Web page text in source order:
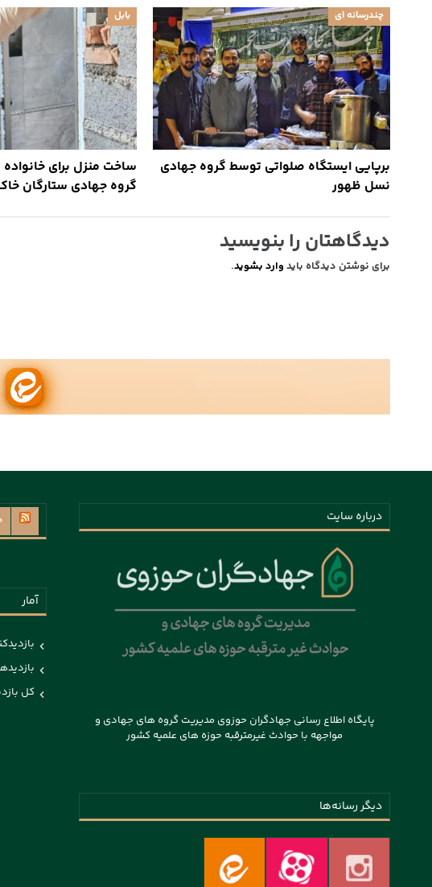
چندرسانه ای
برپایی ایستگاه صلواتی توسط گروه جهادی
نسل ظهور
بابل
ساخت منزل برای
گروه جهادی ستارگان
دیدگاهتان را بنویسید
برای نوشتن دیدگاه باید وارد بشوید.
درباره سایت
پایگاه اطلاع رسانی جهادگران حوزوی مدیریت گروه های جهادی و
مواجهه با حوادث غیرمترقبه حوزه های علمیه کشور
دیگر رسانه‌ها
آمار
کل